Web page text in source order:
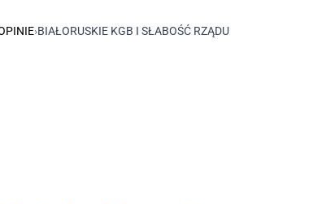
›BIAŁORUSKIE KGB I SŁABOŚĆ RZĄDU